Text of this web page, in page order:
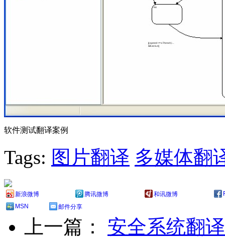
软件测试翻译案例
Tags: 图片翻译 多媒体翻
新浪微博 腾讯微博 和讯微博
MSN
邮件分享
上一篇： 安全系统翻译